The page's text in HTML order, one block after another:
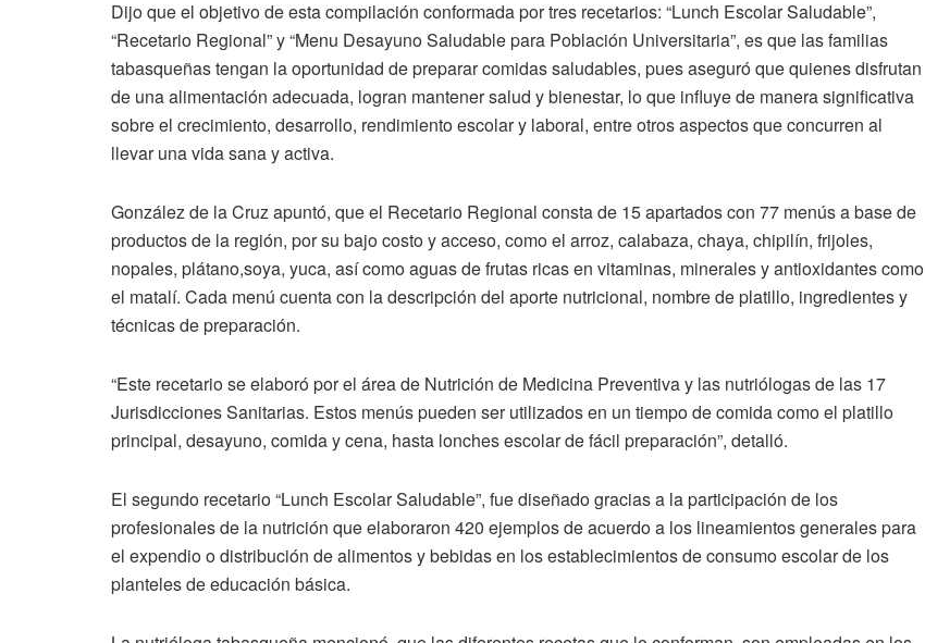
Dijo que el objetivo de esta compilación conformada por tres recetarios: “Lunch Escolar Saludable”,
“Recetario Regional” y “Menu Desayuno Saludable para Población Universitaria”, es que las familias
tabasqueñas tengan la oportunidad de preparar comidas saludables, pues aseguró que quienes disfrutan
de una alimentación adecuada, logran mantener salud y bienestar, lo que influye de manera significativa
sobre el crecimiento, desarrollo, rendimiento escolar y laboral, entre otros aspectos que concurren al
llevar una vida sana y activa.
González de la Cruz apuntó, que el Recetario Regional consta de 15 apartados con 77 menús a base de
productos de la región, por su bajo costo y acceso, como el arroz, calabaza, chaya, chipilín, frijoles,
nopales, plátano,soya, yuca, así como aguas de frutas ricas en vitaminas, minerales y antioxidantes como
el matalí. Cada menú cuenta con la descripción del aporte nutricional, nombre de platillo, ingredientes y
técnicas de preparación.
“Este recetario se elaboró por el área de Nutrición de Medicina Preventiva y las nutriólogas de las 17
Jurisdicciones Sanitarias. Estos menús pueden ser utilizados en un tiempo de comida como el platillo
principal, desayuno, comida y cena, hasta lonches escolar de fácil preparación”, detalló.
El segundo recetario “Lunch Escolar Saludable”, fue diseñado gracias a la participación de los
profesionales de la nutrición que elaboraron 420 ejemplos de acuerdo a los lineamientos generales para
el expendio o distribución de alimentos y bebidas en los establecimientos de consumo escolar de los
planteles de educación básica.